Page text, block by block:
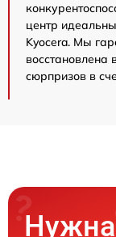
центр
Kyocera. Мы
восстановлена
сюрпризов в
Нужна